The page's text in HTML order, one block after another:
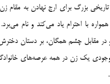
بزرگ براي ارج نهادن به مقام
با احترام ياد مي‌كند و نام
در مقابل چشم همگان، بر دستان
يك زن در همه عرصه‌هاي